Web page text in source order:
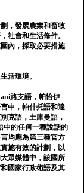
，發展農業和畜牧
社會和生活條件。
內，採取必要措施
活環境。
路支語，帕恰伊
中，帕什托語和達
克語，土庫曼語，
中的任何一種說話的
均應為第三種官方
施有效的計劃，以
眾媒體中，該國所
國家行政術語及其